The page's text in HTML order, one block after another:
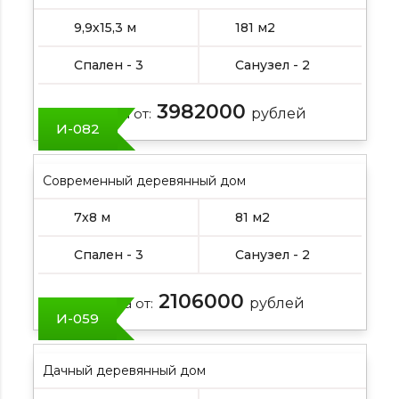
9,9х15,3 м 181 м2
Спален - 3 Санузел - 2
Цена от: 3982000 рублей
И-082
Современный деревянный дом
7х8 м 81 м2
Спален - 3 Санузел - 2
Цена от: 2106000 рублей
И-059
Дачный деревянный дом